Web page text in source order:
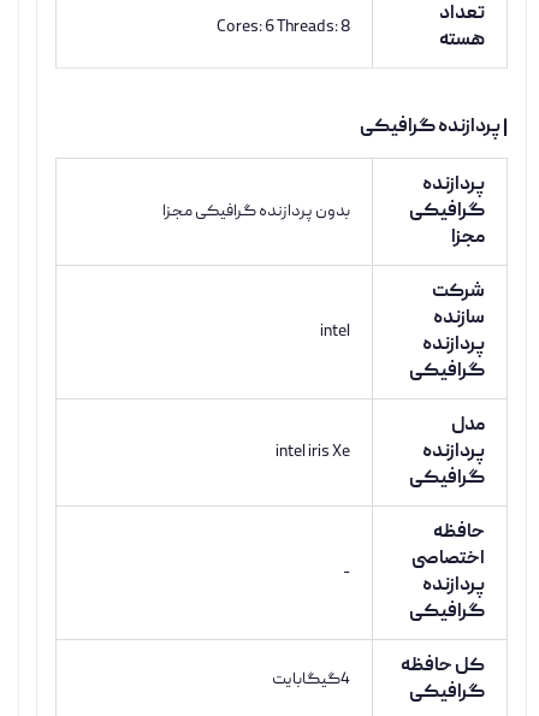
تعداد
هسته
Cores: 6 Threads: 8
| پردازنده گرافیکی
پردازنده
گرافیکی
مجزا
بدون پردازنده گرافیکی مجزا
شرکت
سازنده
پردازنده
گرافیکی
intel
مدل
پردازنده
گرافیکی
intel iris Xe
حافظه
اختصاصی
پردازنده
گرافیکی
-
کل حافظه
گرافیکی
4گیگابایت